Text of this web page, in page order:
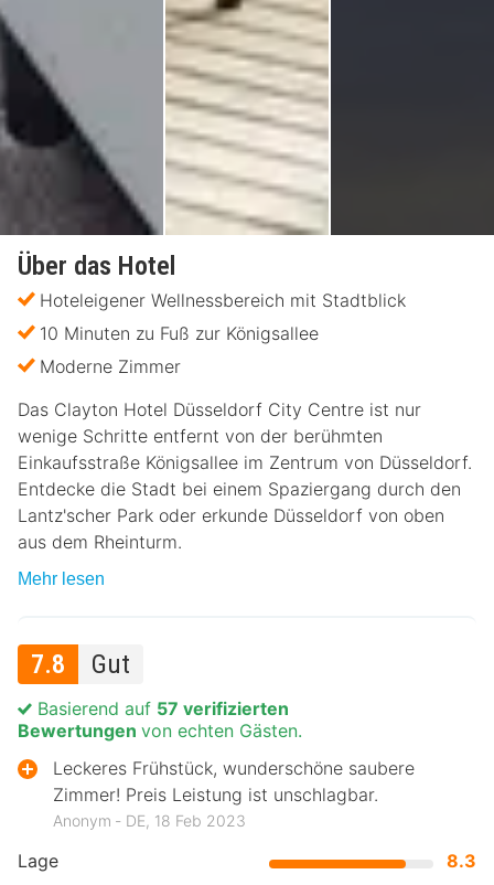
Über das Hotel
Hoteleigener Wellnessbereich mit Stadtblick
10 Minuten zu Fuß zur Königsallee
Moderne Zimmer
Das Clayton Hotel Düsseldorf City Centre ist nur
wenige Schritte entfernt von der berühmten
Einkaufsstraße Königsallee im Zentrum von Düsseldorf.
Entdecke die Stadt bei einem Spaziergang durch den
Lantz'scher Park oder erkunde Düsseldorf von oben
aus dem Rheinturm.
Mehr lesen
7.8 Gut
Lage
8.3
Basierend auf 57 verifizierten
Bewertungen von echten Gästen.
Leckeres Frühstück, wunderschöne saubere
Zimmer! Preis Leistung ist unschlagbar.
Anonym ‐ DE, 18 Feb 2023